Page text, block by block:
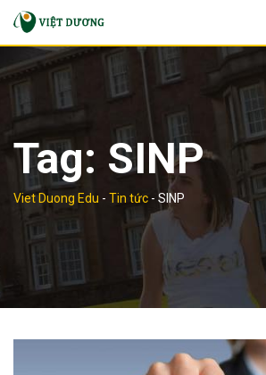
Skip
content
Tag: SINP
Viet Duong Edu - Tin tức - SINP